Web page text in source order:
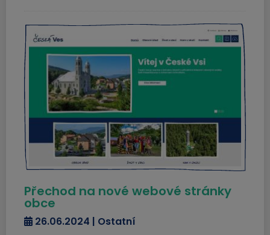
Přechod na nové webové stránky
obce
26.06.2024 | Ostatní